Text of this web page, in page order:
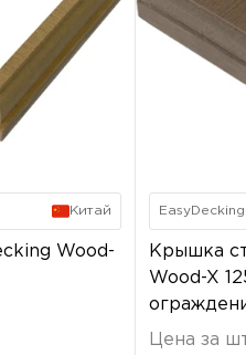
Китай
Wood-
EasyDecking
Крышка
Wood-X
Цена за